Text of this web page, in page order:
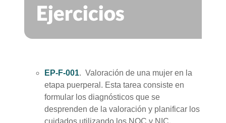
EP-F-001. Valoración de una mujer en la
etapa puerperal. Esta tarea consiste en
formular los diagnósticos que se
desprenden de la valoración y planificar los
cuidados utilizando los NOC y NIC.